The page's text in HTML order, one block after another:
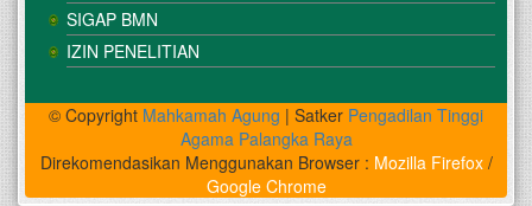
SIGAP BMN
IZIN PENELITIAN
© Copyright Mahkamah Agung | Satker Pengadilan Tinggi
Agama Palangka Raya
Direkomendasikan Menggunakan Browser : Mozilla Firefox/
Google Chrome